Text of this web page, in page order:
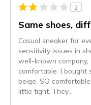
2
Same shoes,
Casual sneaker for
sensitivity issues in
well-known
comfortable. I bought
beige, SO
little tight. They...